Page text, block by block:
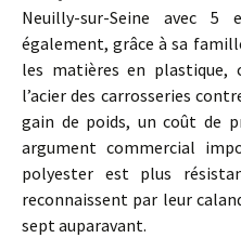
Neuilly-sur-Seine avec 5
également, grâce à sa
les matières en
l’acier des carrosseries
gain de poids, un coût de
argument commercial
polyester est plus
reconnaissent par leur
sept auparavant.